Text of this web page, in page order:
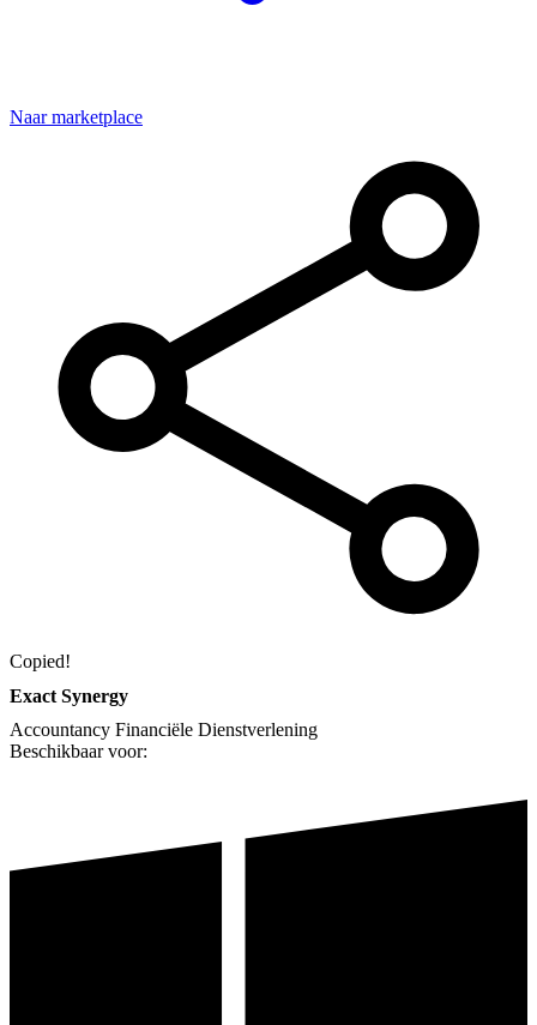
Naar marketplace
Copied!
Exact Synergy
Accountancy Financiële Dienstverlening
Beschikbaar voor: